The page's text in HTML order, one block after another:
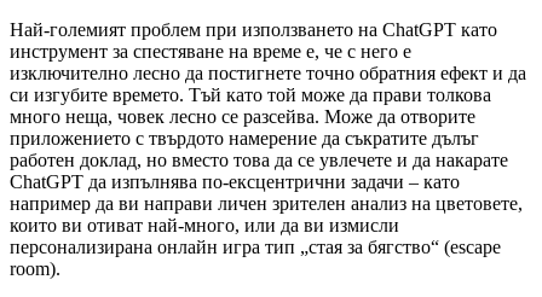
Най-големият проблем при използването на ChatGPT като
инструмент за спестяване на време е, че с него е
изключително лесно да постигнете точно обратния ефект и да
си изгубите времето. Тъй като той може да прави толкова
много неща, човек лесно се разсейва. Може да отворите
приложението с твърдото намерение да съкратите дълъг
работен доклад, но вместо това да се увлечете и да накарате
ChatGPT да изпълнява по-ексцентрични задачи – като
например да ви направи личен зрителен анализ на цветовете,
които ви отиват най-много, или да ви измисли
персонализирана онлайн игра тип „стая за бягство“ (escape
room).